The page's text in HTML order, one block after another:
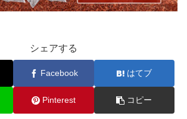
シェアする
Facebook はてブ
Pinterest コピー